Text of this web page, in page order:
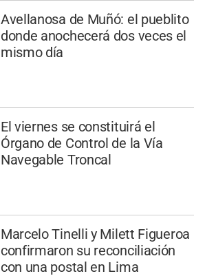
Avellanosa de Muñó: el pueblito
donde anochecerá dos veces el
mismo día
El viernes se constituirá el
Órgano de Control de la Vía
Navegable Troncal
Marcelo Tinelli y Milett Figueroa
confirmaron su reconciliación
con una postal en Lima